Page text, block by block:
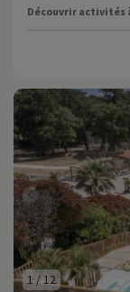
Découvrir activités
1 /12